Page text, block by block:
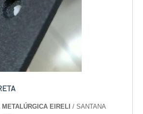
METALÚRGICA EIRELI/ SANTANA